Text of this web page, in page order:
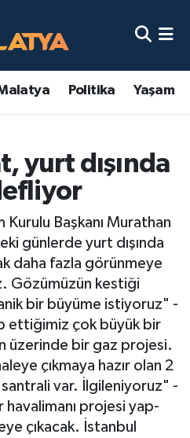
Politika Yaşam
yurt dışında
Başkanı Murathan
günlerde yurt dışında
daha fazla görünmeye
Gözümüzün kestiği
bir büyüme istiyoruz" -
ettiğimiz çok büyük bir
üzerinde bir gaz projesi.
çıkmaya hazır olan 2
var. İlgileniyoruz" -
projesi yap-
çıkacak. İstanbul
Haritası
Durumu ve Fikstür